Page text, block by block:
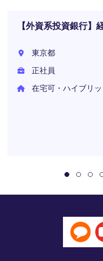
【外資系投資銀行】
東京都
正社員
在宅可・ハイブリ